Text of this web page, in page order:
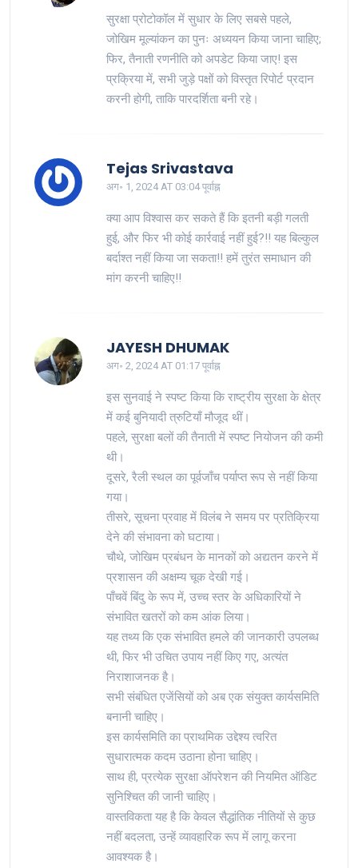
सुरक्षा प्रोटोकॉल में सुधार के लिए सबसे पहले,
जोखिम मूल्यांकन का पुनः अध्ययन किया जाना चाहिए;
फिर, तैनाती रणनीति को अपडेट किया जाए! इस
प्रक्रिया में, सभी जुड़े पक्षों को विस्तृत रिपोर्ट प्रदान
करनी होगी, ताकि पारदर्शिता बनी रहे।
Tejas Srivastava
अग॰ 1, 2024 AT 03:04 पूर्वाह्न
क्या आप विश्वास कर सकते हैं कि इतनी बड़ी गलती
हुई, और फिर भी कोई कार्रवाई नहीं हुई?!! यह बिल्कुल
बर्दाश्त नहीं किया जा सकता!! हमें तुरंत समाधान की
मांग करनी चाहिए!!
JAYESH DHUMAK
अग॰ 2, 2024 AT 01:17 पूर्वाह्न
इस सुनवाई ने स्पष्ट किया कि राष्ट्रीय सुरक्षा के क्षेत्र
में कई बुनियादी त्रुटियाँ मौजूद थीं।
पहले, सुरक्षा बलों की तैनाती में स्पष्ट नियोजन की कमी
थी।
दूसरे, रैली स्थल का पूर्वजाँच पर्याप्त रूप से नहीं किया
गया।
तीसरे, सूचना प्रवाह में विलंब ने समय पर प्रतिक्रिया
देने की संभावना को घटाया।
चौथे, जोखिम प्रबंधन के मानकों को अद्यतन करने में
प्रशासन की अक्षम्य चूक देखी गई।
पाँचवें बिंदु के रूप में, उच्च स्तर के अधिकारियों ने
संभावित खतरों को कम आंक लिया।
यह तथ्य कि एक संभावित हमले की जानकारी उपलब्ध
थी, फिर भी उचित उपाय नहीं किए गए, अत्यंत
निराशाजनक है।
सभी संबंधित एजेंसियों को अब एक संयुक्त कार्यसमिति
बनानी चाहिए।
इस कार्यसमिति का प्राथमिक उद्देश्य त्वरित
सुधारात्मक कदम उठाना होना चाहिए।
साथ ही, प्रत्येक सुरक्षा ऑपरेशन की नियमित ऑडिट
सुनिश्चित की जानी चाहिए।
वास्तविकता यह है कि केवल सैद्धांतिक नीतियों से कुछ
नहीं बदलता, उन्हें व्यावहारिक रूप में लागू करना
आवश्यक है।